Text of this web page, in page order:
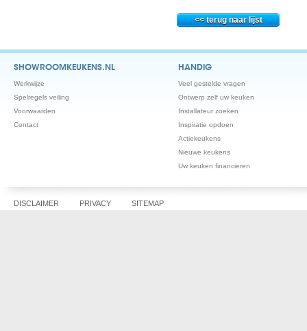
SHOWROOMKEUKENS.NL
Werkwijze
Spelregels veiling
Voorwaarden
Contact
HANDIG
Veel gestelde vragen
Ontwerp zelf uw keuken
Installateur zoeken
Inspiratie opdoen
Actiekeukens
Nieuwe keukens
Uw keuken financieren
DISCLAIMER PRIVACY SITEMAP